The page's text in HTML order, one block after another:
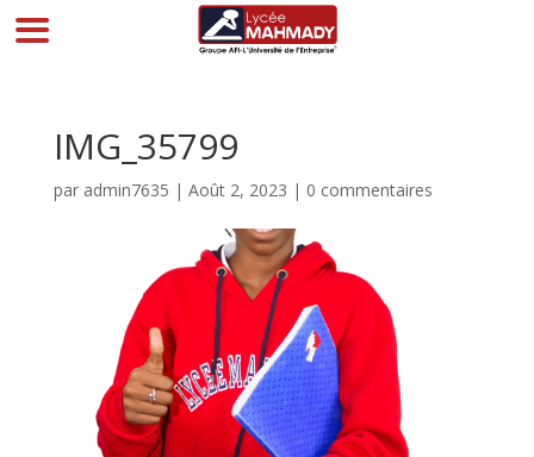
IMG_35799
par admin7635 | Août 2, 2023 | 0 commentaires